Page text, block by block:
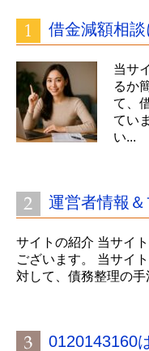
借金減額相
当サ
るか
て、
てい
い...
運営者情報
サイトの紹介 当サイ
ございます。 当サイ
対して、債務整理の
0120143160